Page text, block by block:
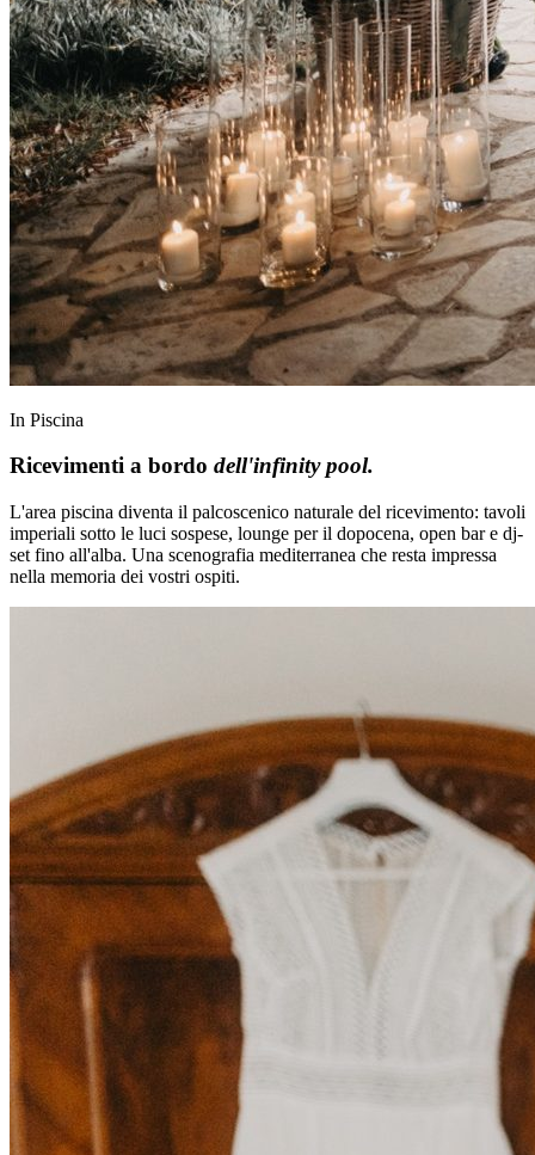
In Piscina
Ricevimenti a bordo dell'infinity pool.
L'area piscina diventa il palcoscenico naturale del ricevimento: tavoli
imperiali sotto le luci sospese, lounge per il dopocena, open bar e dj-
set fino all'alba. Una scenografia mediterranea che resta impressa
nella memoria dei vostri ospiti.